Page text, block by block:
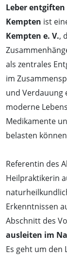
Leber
Kempten ist
Kempten e. V.,
als zentrales
im
und Verdauung
moderne
Medikamente
belasten
Referentin des
Heilpraktikerin
Erkenntnissen
Abschnitt des
ausleiten im
Es geht um den